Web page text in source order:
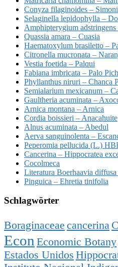
Conyza filaginoides –
Selaginella lepidophylla –
Amphipterygium adstringens
Quassia amara – Cuasia
Haematoxylum brasiletto –
Citronella mucronata –
Vestia foetida – Palqui
Fabiana imbricata – Palo
Phyllanthus niruri – Chanca
Semialarium mexicanum –
Gaultheria acuminata –
Arnica montana – Arnica
Cordia boissieri – Anacahuite
Alnus acuminata – Abedul
Aerva sanguinolenta –
Peperomia pellucida (L.)
Cancerina – Hippocratea
Cocolmeca
Literatura Boerhaavia diffusa
Pinguica – Ehretia tinifolia
Schlagwörter
Boraginaceae cancerina
Econ Economic Botany
Estados Unidos